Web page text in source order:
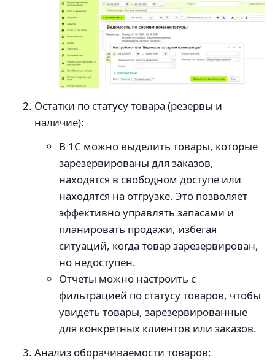
Остатки по статусу товара (резервы и
наличие):
В 1С можно выделить товары, которые
зарезервированы для заказов,
находятся в свободном доступе или
находятся на отгрузке. Это позволяет
эффективно управлять запасами и
планировать продажи, избегая
ситуаций, когда товар зарезервирован,
но недоступен.
Отчеты можно настроить с
фильтрацией по статусу товаров, чтобы
увидеть товары, зарезервированные
для конкретных клиентов или заказов.
Анализ оборачиваемости товаров: